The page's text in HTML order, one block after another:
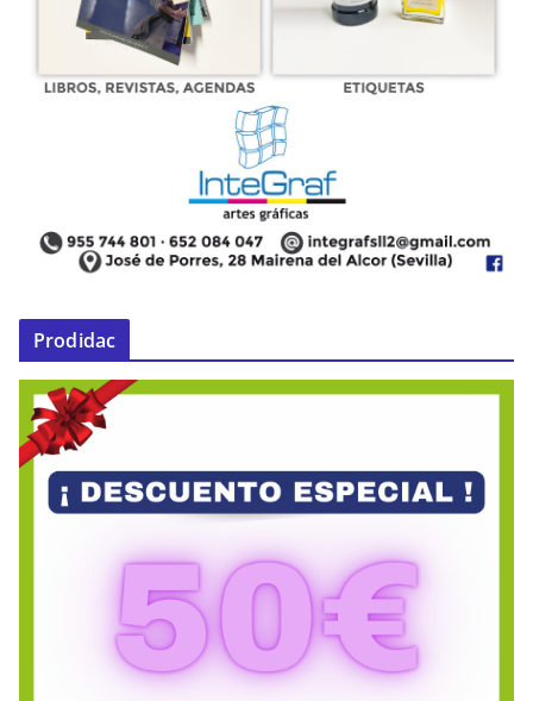
Prodidac